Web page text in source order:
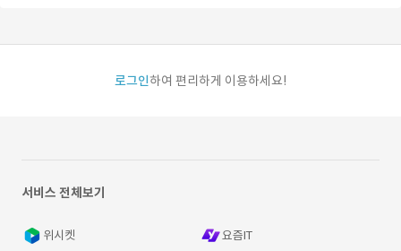
로그인하여 편리하게 이용하세요!
서비스 전체보기
위시켓 요즘IT